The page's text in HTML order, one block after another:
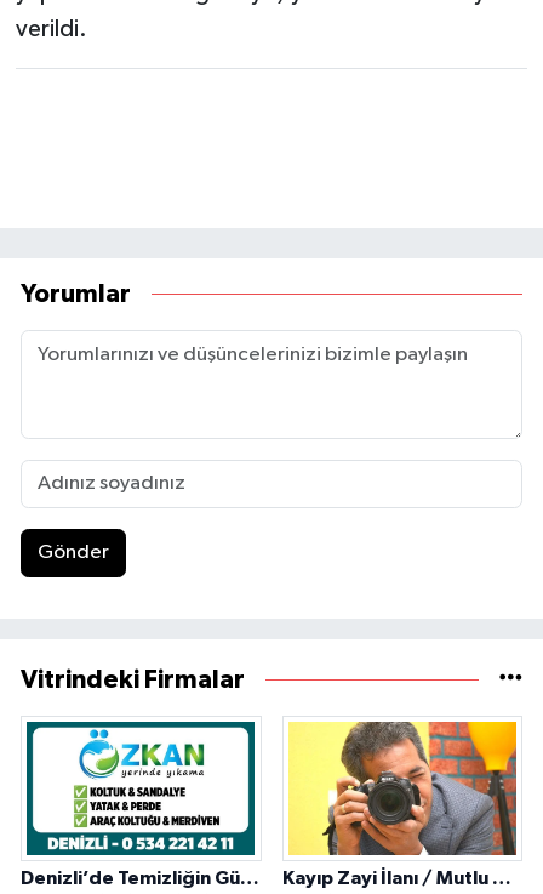
verildi.
Yorumlar
Gönder
Vitrindeki Firmalar
Denizli’de Temizliğin Güvenilir Adresi: Özkan Yerinde Yıkama Kayıp Zayi İlanı / Mutlu Ajans / Denizli